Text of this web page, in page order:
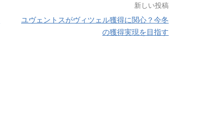
新しい投稿
ユヴェントスがヴィツェル獲得に関心？今冬
の獲得実現を目指す